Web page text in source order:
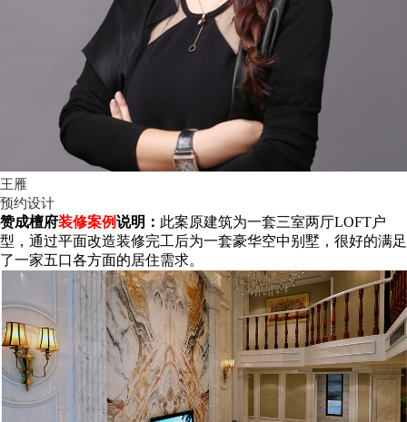
王雁
预约设计
赞成檀府装修案例说明： 此案原建筑为一套三室两厅LOFT户
型，通过平面改造装修完工后为一套豪华空中别墅，很好的满足
了一家五口各方面的居住需求。